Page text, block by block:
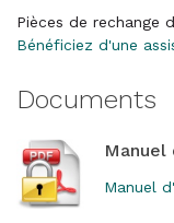
Pièces de rechange
Bénéficiez d'une
Documents
Manuel
Manuel